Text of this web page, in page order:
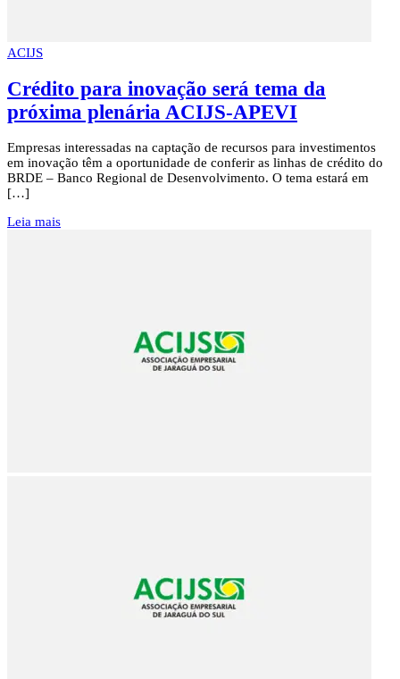
ACIJS
Crédito para inovação será tema da
próxima plenária ACIJS-APEVI
Empresas interessadas na captação de recursos para investimentos
em inovação têm a oportunidade de conferir as linhas de crédito do
BRDE – Banco Regional de Desenvolvimento. O tema estará em
[…]
Leia mais